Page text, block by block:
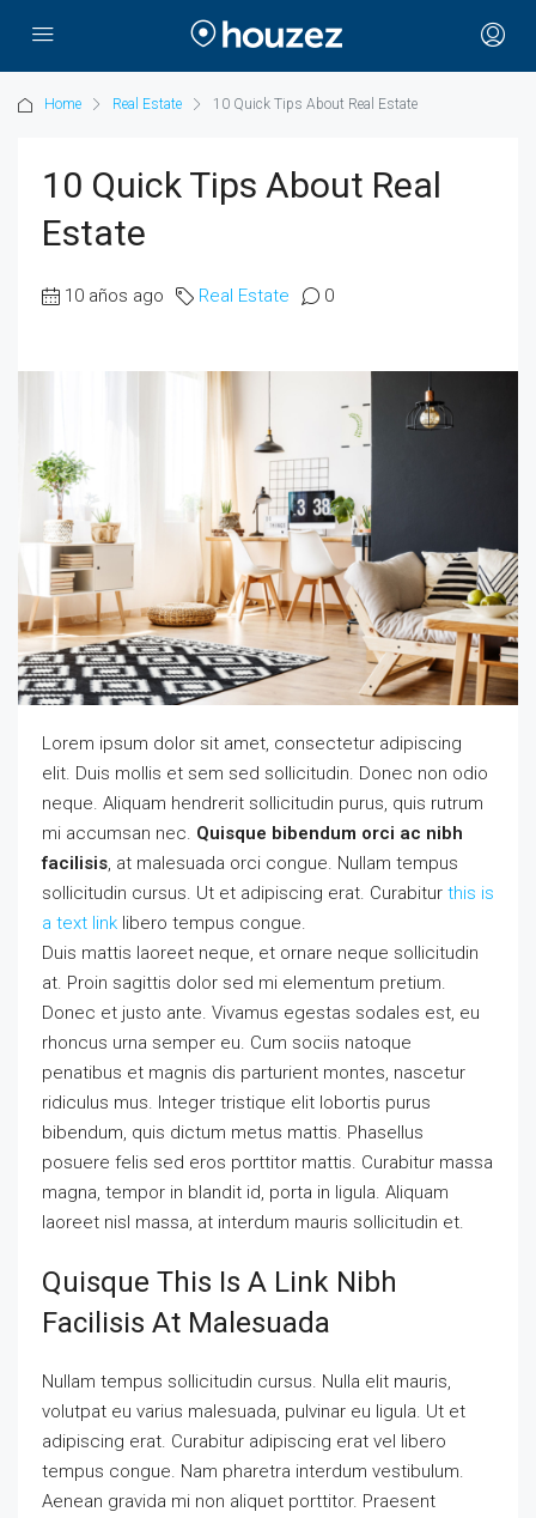
Home Real Estate 10 Quick Tips About Real Estate
10 Quick Tips About Real
Estate
10 años ago Real Estate 0
Lorem ipsum dolor sit amet, consectetur adipiscing
elit. Duis mollis et sem sed sollicitudin. Donec non odio
neque. Aliquam hendrerit sollicitudin purus, quis rutrum
mi accumsan nec. Quisque bibendum orci ac nibh
facilisis, at malesuada orci congue. Nullam tempus
sollicitudin cursus. Ut et adipiscing erat. Curabitur this is
a text link libero tempus congue.
Duis mattis laoreet neque, et ornare neque sollicitudin
at. Proin sagittis dolor sed mi elementum pretium.
Donec et justo ante. Vivamus egestas sodales est, eu
rhoncus urna semper eu. Cum sociis natoque
penatibus et magnis dis parturient montes, nascetur
ridiculus mus. Integer tristique elit lobortis purus
bibendum, quis dictum metus mattis. Phasellus
posuere felis sed eros porttitor mattis. Curabitur massa
magna, tempor in blandit id, porta in ligula. Aliquam
laoreet nisl massa, at interdum mauris sollicitudin et.
Quisque This Is A Link Nibh
Facilisis At Malesuada
Nullam tempus sollicitudin cursus. Nulla elit mauris,
volutpat eu varius malesuada, pulvinar eu ligula. Ut et
adipiscing erat. Curabitur adipiscing erat vel libero
tempus congue. Nam pharetra interdum vestibulum.
Aenean gravida mi non aliquet porttitor. Praesent